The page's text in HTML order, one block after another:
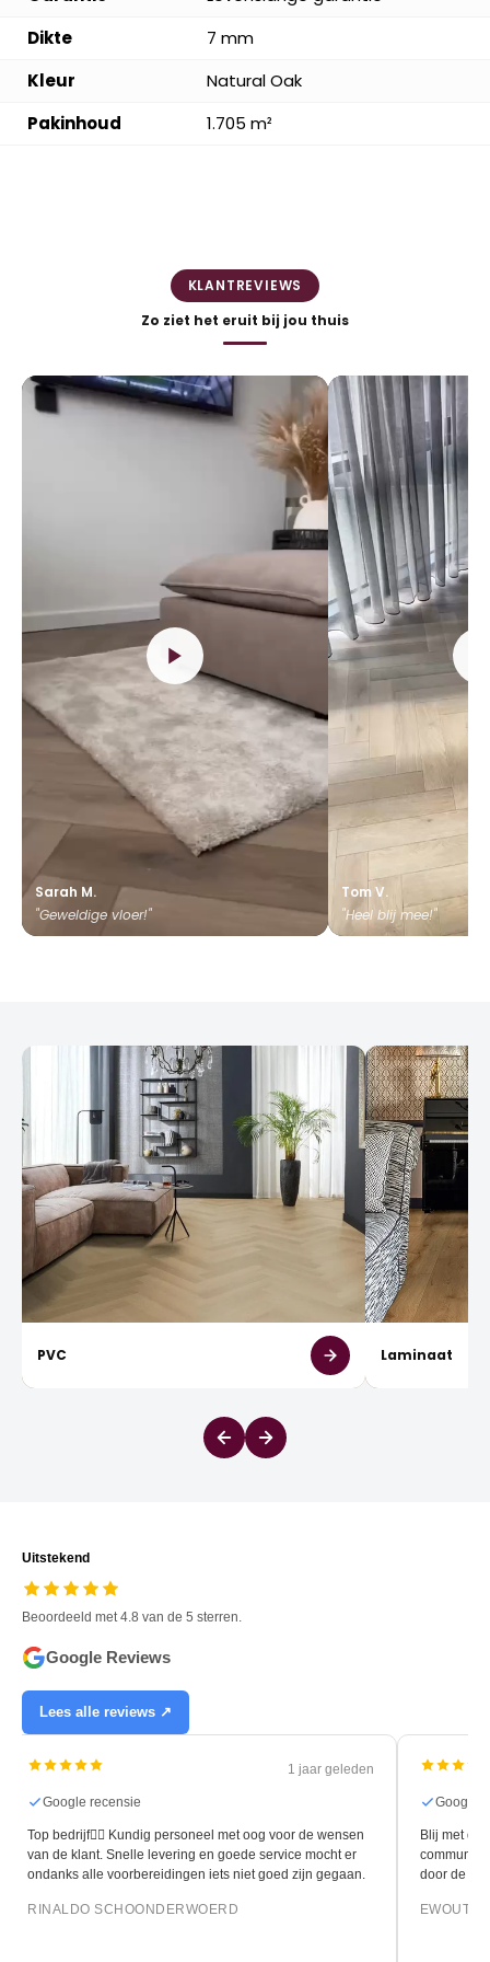
Dikte
7 mm
Kleur
Natural Oak
Pakinhoud
1.705 m²
KLANTREVIEWS
Zo ziet het eruit bij jou thuis
Sarah M.
"Geweldige vloer!"
Tom V.
"Heel blij mee!"
PVC Laminaat
Uitstekend
Beoordeeld met 4.8 van de 5 sterren.
Google Reviews
Lees alle reviews ↗
1 jaar geleden
Google recensie
Top bedrijf👍🏻 Kundig personeel met oog voor de wensen
van de klant. Snelle levering en goede service mocht er
ondanks alle voorbereidingen iets niet goed zijn gegaan.
RINALDO SCHOONDERWOERD
Google
Blij met de
door de
EWOUT